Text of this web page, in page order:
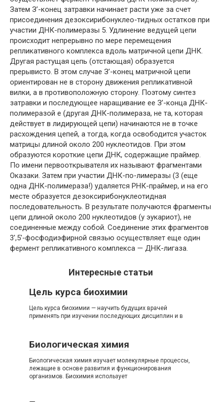
Затем З’-конец затравки начинает расти уже за счет
присоединения дезоксирибонуклео-тидных остатков при
участии ДНК-полимеразы 5. Удлинение ведущей цепи
происходит непрерывно по мере перемещения
репликативного комплекса вдоль матричной цепи ДНК.
Другая растущая цепь (отстающая) образуется
прерывисто. В этом случае З’-конец матричной цепи
ориентирован не в сторону движения репликативной
вилки, а в противоположную сторону. Поэтому синтез
затравки и последующее наращивание ее З’-конца ДНК-
полимеразой е (другая ДНК-полимераза, не та, которая
действует в лидирующей цепи) начинаются не в точке
расхождения цепей, а тогда, когда освободится участок
матрицы длиной около 200 нуклеотидов. При этом
образуются короткие цепи ДНК, содержащие праймер.
По имени первооткрывателя их называют фрагментами
Оказаки. Затем при участии ДНК-по-лимеразы (3 (еще
одна ДНК-полимераза!) удаляется РНК-праймер, и на его
месте образуется дезоксирибонуклеотидная
последовательность. В результате получаются фрагменты
цепи длиной около 200 нуклеотидов (у эукариот), не
соединенные между собой. Соединение этих фрагментов
3′,5′-фосфодиэфирной связью осуществляет еще один
фермент репликативного комплекса — ДНК-лигаза.
Интересные статьи
Цель курса биохимии
Цель курса биохимии — научить будущих врачей
применять при изучении последующих дисциплин и в
Биологическая химия
Биологическая химия изучает молекулярные процессы,
лежащие в основе развития и функционирования
организмов. Биохимия использует